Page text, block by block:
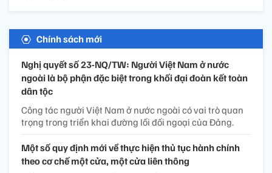
Chính sách mới
Nghị quyết số 23-NQ/TW: Người Việt Nam ở nước
ngoài là bộ phận đặc biệt trong khối đại đoàn kết toàn
dân tộc
Công tác người Việt Nam ở nước ngoài có vai trò quan
trọng trong triển khai đường lối đối ngoại của Đảng.
Một số quy định mới về thực hiện thủ tục hành chính
theo cơ chế một cửa, một cửa liên thông